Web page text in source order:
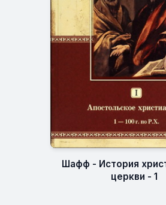
Шафф - История
церкви - 1